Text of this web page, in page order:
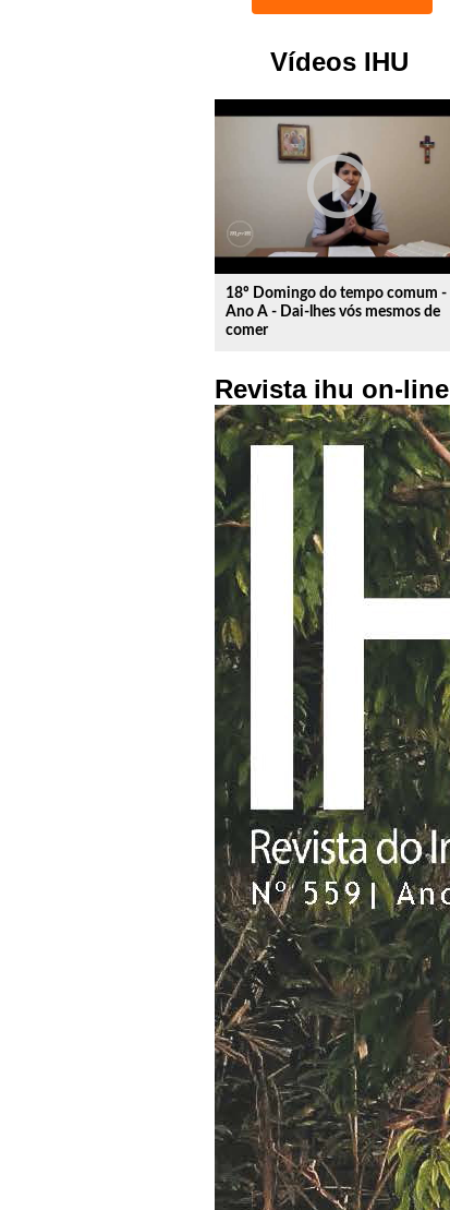
Vídeos IHU
play_circle_outline
18º Domingo do tempo comum -
Ano A - Dai-lhes vós mesmos de
comer
Revista ihu on-line